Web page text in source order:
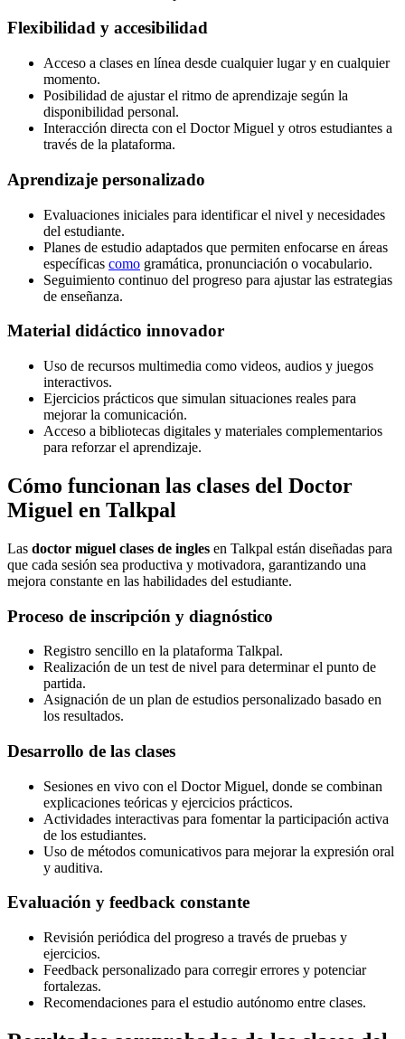
Flexibilidad y accesibilidad
Acceso a clases en línea desde cualquier lugar y en cualquier
momento.
Posibilidad de ajustar el ritmo de aprendizaje según la
disponibilidad personal.
Interacción directa con el Doctor Miguel y otros estudiantes a
través de la plataforma.
Aprendizaje personalizado
Evaluaciones iniciales para identificar el nivel y necesidades
del estudiante.
Planes de estudio adaptados que permiten enfocarse en áreas
específicas como gramática, pronunciación o vocabulario.
Seguimiento continuo del progreso para ajustar las estrategias
de enseñanza.
Material didáctico innovador
Uso de recursos multimedia como videos, audios y juegos
interactivos.
Ejercicios prácticos que simulan situaciones reales para
mejorar la comunicación.
Acceso a bibliotecas digitales y materiales complementarios
para reforzar el aprendizaje.
Cómo funcionan las clases del Doctor
Miguel en Talkpal
Las doctor miguel clases de ingles en Talkpal están diseñadas para
que cada sesión sea productiva y motivadora, garantizando una
mejora constante en las habilidades del estudiante.
Proceso de inscripción y diagnóstico
Registro sencillo en la plataforma Talkpal.
Realización de un test de nivel para determinar el punto de
partida.
Asignación de un plan de estudios personalizado basado en
los resultados.
Desarrollo de las clases
Sesiones en vivo con el Doctor Miguel, donde se combinan
explicaciones teóricas y ejercicios prácticos.
Actividades interactivas para fomentar la participación activa
de los estudiantes.
Uso de métodos comunicativos para mejorar la expresión oral
y auditiva.
Evaluación y feedback constante
Revisión periódica del progreso a través de pruebas y
ejercicios.
Feedback personalizado para corregir errores y potenciar
fortalezas.
Recomendaciones para el estudio autónomo entre clases.